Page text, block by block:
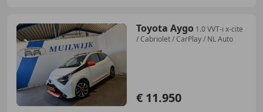
Toyota Aygo 1.0 VVT-i x-cite
/ Cabriolet / CarPlay / NL Auto
€ 11.950